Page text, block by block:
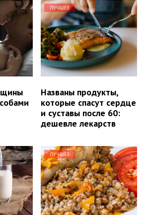
ЛУЧШЕЕ
Названы продукты,
которые спасут сердце
и суставы после 60:
дешевле лекарств
ЛУЧШЕЕ